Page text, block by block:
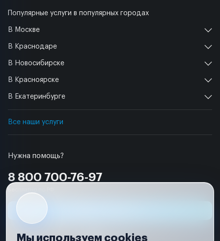
Нужна помощь?
8 800 700-76-97
Популярные услуги в популярных городах
В Москве
В Краснодаре
В Новосибирске
В Красноярске
В Екатеринбурге
Все наши услуги
Мы используем cookies